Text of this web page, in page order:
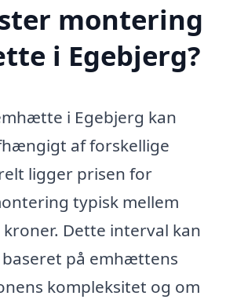
montering
i Egebjerg?
i Egebjerg kan
af forskellige
ligger prisen for
typisk mellem
kroner. Dette interval kan
på emhættens
kompleksitet og om